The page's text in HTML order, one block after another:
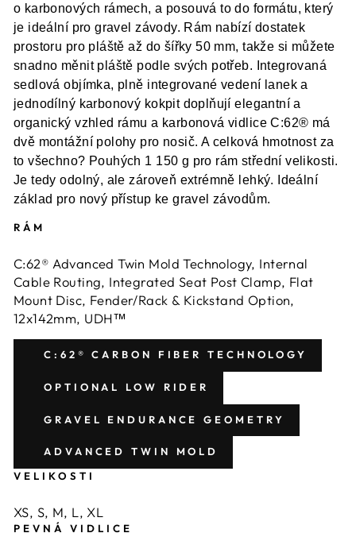
o karbonových rámech, a posouvá to do formátu, který
je ideální pro gravel závody. Rám nabízí dostatek
prostoru pro pláště až do šířky 50 mm, takže si můžete
snadno měnit pláště podle svých potřeb. Integrovaná
sedlová objímka, plně integrované vedení lanek a
jednodílný karbonový kokpit doplňují elegantní a
organický vzhled rámu a karbonová vidlice C:62® má
dvě montážní polohy pro nosič. A celková hmotnost za
to všechno? Pouhých 1 150 g pro rám střední velikosti.
Je tedy odolný, ale zároveň extrémně lehký. Ideální
základ pro nový přístup ke gravel závodům.
RÁM
C:62® Advanced Twin Mold Technology, Internal
Cable Routing, Integrated Seat Post Clamp, Flat
Mount Disc, Fender/Rack & Kickstand Option,
12x142mm, UDH™
C:62® CARBON FIBER TECHNOLOGY
OPTIONAL LOW RIDER
GRAVEL ENDURANCE GEOMETRY
ADVANCED TWIN MOLD
VELIKOSTI
XS, S, M, L, XL
PEVNÁ VIDLICE